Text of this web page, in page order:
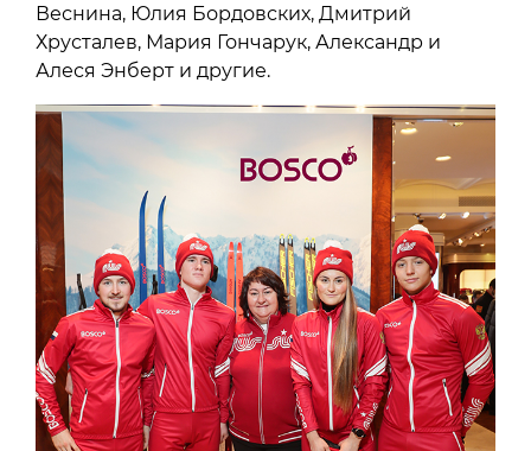
Веснина, Юлия Бордовских, Дмитрий
Хрусталев, Мария Гончарук, Александр и
Алеся Энберт и другие.